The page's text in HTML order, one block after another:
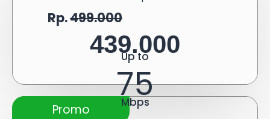
Rp.499.000
439.000
Promo
Up to
75
Mbps